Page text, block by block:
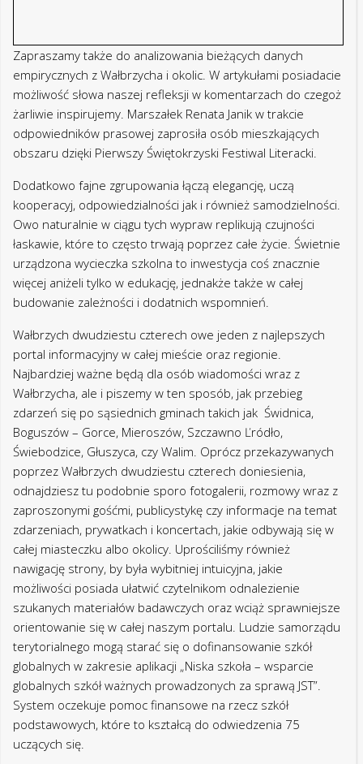
portal informacyjny w całej mieście oraz regionie.
Najbardziej ważne będą dla osób wiadomości wraz z
Wałbrzycha, ale i piszemy w ten sposób, jak przebieg
zdarzeń się po sąsiednich gminach takich jak Świdnica,
Boguszów – Gorce, Mieroszów, Szczawno Ľródło,
Świebodzice, Głuszyca, czy Walim. Oprócz przekazywanych
poprzez Wałbrzych dwudziestu czterech doniesienia,
odnajdziesz tu podobnie sporo fotogalerii, rozmowy wraz z
zaproszonymi gośćmi, publicystykę czy informacje na temat
zdarzeniach, prywatkach i koncertach, jakie odbywają się w
całej miasteczku albo okolicy. Uprościliśmy również
nawigację strony, by była wybitniej intuicyjna, jakie
możliwości posiada ułatwić czytelnikom odnalezienie
szukanych materiałów badawczych oraz wciąż sprawniejsze
orientowanie się w całej naszym portalu. Ludzie samorządu
terytorialnego mogą starać się o dofinansowanie szkół
globalnych w zakresie aplikacji „Niska szkoła – wsparcie
globalnych szkół ważnych prowadzonych za sprawą JST”.
System oczekuje pomoc finansowe na rzecz szkół
podstawowych, które to kształcą do odwiedzenia 75
uczących się.
HSW trzykrotnie
zwiększa krzepy.
Warsztat wydaje się
być zrealizowany do
realizacji kolejnych
Borsuków
Kierownictwo Regionu Podlaskiego w
całej dniu trzydziestu 04 2025 rok
uznał celowości adaptacji… Okres wiosenny jest okresem
wytężonej robocie w podobny sposób w celu uczniów, jak i